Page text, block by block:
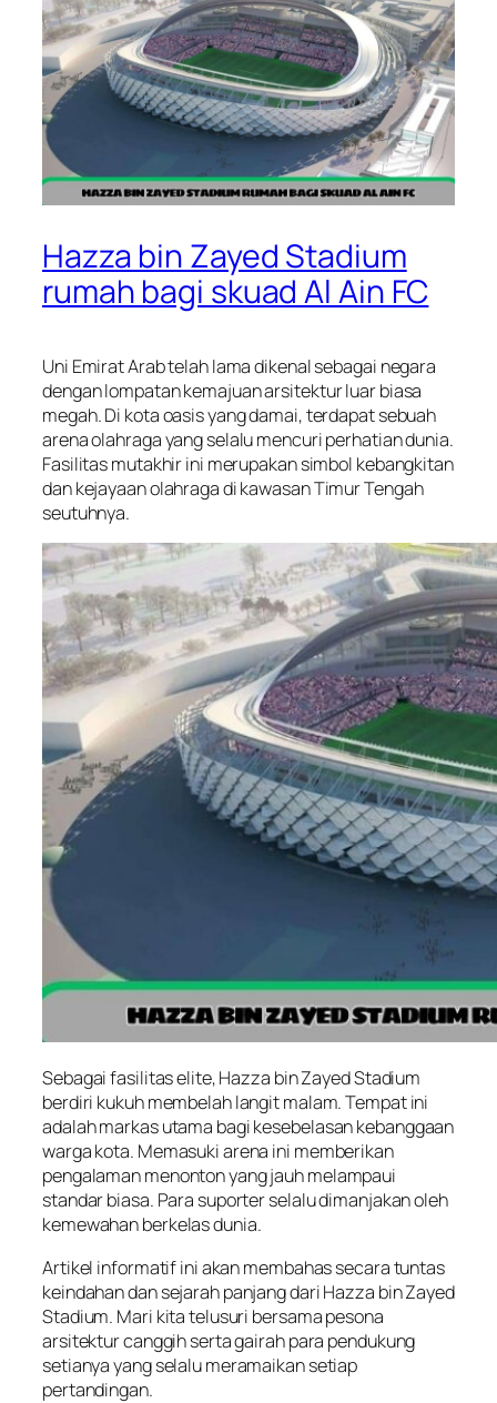
Hazza bin Zayed Stadium
rumah bagi skuad Al Ain FC
Uni Emirat Arab telah lama dikenal sebagai negara
dengan lompatan kemajuan arsitektur luar biasa
megah. Di kota oasis yang damai, terdapat sebuah
arena olahraga yang selalu mencuri perhatian dunia.
Fasilitas mutakhir ini merupakan simbol kebangkitan
dan kejayaan olahraga di kawasan Timur Tengah
seutuhnya.
Sebagai fasilitas elite, Hazza bin Zayed Stadium
berdiri kukuh membelah langit malam. Tempat ini
adalah markas utama bagi kesebelasan kebanggaan
warga kota. Memasuki arena ini memberikan
pengalaman menonton yang jauh melampaui
standar biasa. Para suporter selalu dimanjakan oleh
kemewahan berkelas dunia.
Artikel informatif ini akan membahas secara tuntas
keindahan dan sejarah panjang dari Hazza bin Zayed
Stadium. Mari kita telusuri bersama pesona
arsitektur canggih serta gairah para pendukung
setianya yang selalu meramaikan setiap
pertandingan.